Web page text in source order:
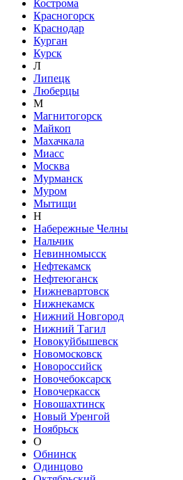
Кострома
Красногорск
Краснодар
Курган
Курск
Л
Липецк
Люберцы
М
Магнитогорск
Майкоп
Махачкала
Миасс
Москва
Мурманск
Муром
Мытищи
Н
Набережные Челны
Нальчик
Невинномысск
Нефтекамск
Нефтеюганск
Нижневартовск
Нижнекамск
Нижний Новгород
Нижний Тагил
Новокуйбышевск
Новомосковск
Новороссийск
Новочебоксарск
Новочеркасск
Новошахтинск
Новый Уренгой
Ноябрьск
О
Обнинск
Одинцово